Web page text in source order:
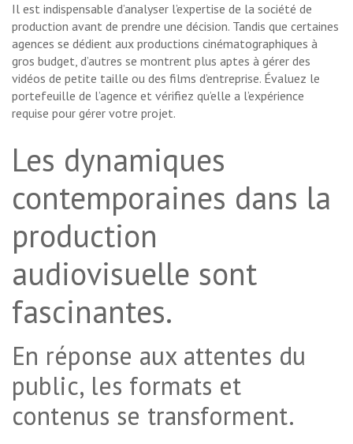
Il est indispensable d’analyser l’expertise de la société de
production avant de prendre une décision. Tandis que certaines
agences se dédient aux productions cinématographiques à
gros budget, d’autres se montrent plus aptes à gérer des
vidéos de petite taille ou des films d’entreprise. Évaluez le
portefeuille de l’agence et vérifiez qu’elle a l’expérience
requise pour gérer votre projet.
Les dynamiques
contemporaines dans la
production
audiovisuelle sont
fascinantes.
En réponse aux attentes du
public, les formats et
contenus se transforment.